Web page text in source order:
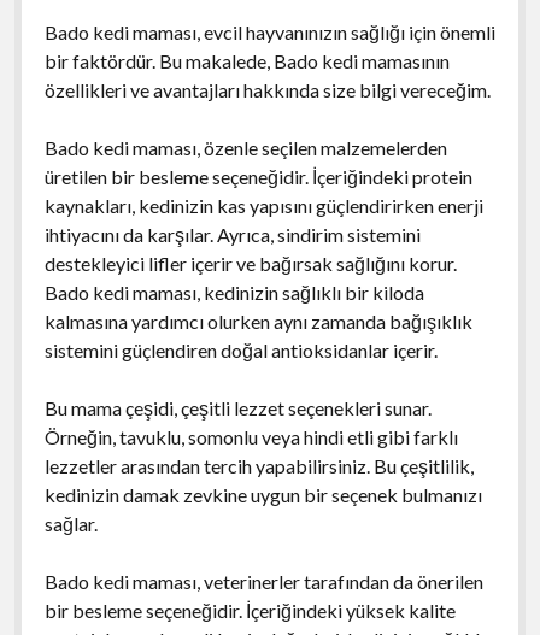
Bado kedi maması, evcil hayvanınızın sağlığı için önemli
bir faktördür. Bu makalede, Bado kedi mamasının
özellikleri ve avantajları hakkında size bilgi vereceğim.
Bado kedi maması, özenle seçilen malzemelerden
üretilen bir besleme seçeneğidir. İçeriğindeki protein
kaynakları, kedinizin kas yapısını güçlendirirken enerji
ihtiyacını da karşılar. Ayrıca, sindirim sistemini
destekleyici lifler içerir ve bağırsak sağlığını korur.
Bado kedi maması, kedinizin sağlıklı bir kiloda
kalmasına yardımcı olurken aynı zamanda bağışıklık
sistemini güçlendiren doğal antioksidanlar içerir.
Bu mama çeşidi, çeşitli lezzet seçenekleri sunar.
Örneğin, tavuklu, somonlu veya hindi etli gibi farklı
lezzetler arasından tercih yapabilirsiniz. Bu çeşitlilik,
kedinizin damak zevkine uygun bir seçenek bulmanızı
sağlar.
Bado kedi maması, veterinerler tarafından da önerilen
bir besleme seçeneğidir. İçeriğindeki yüksek kalite